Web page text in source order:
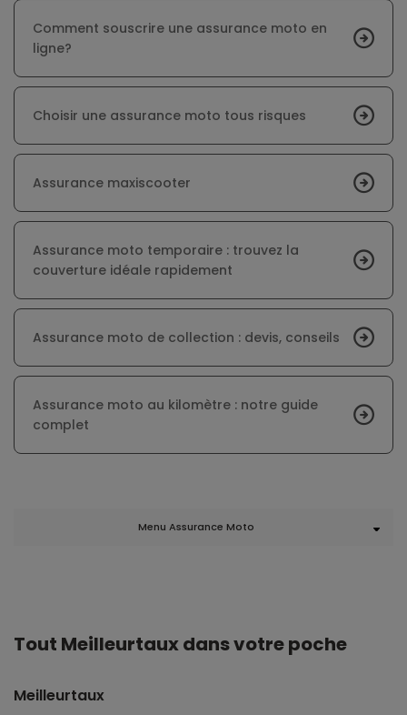
Comment souscrire une assurance moto en
ligne?
Choisir une assurance moto tous risques
Assurance maxiscooter
Assurance moto temporaire : trouvez la
couverture idéale rapidement
Assurance moto de collection : devis, conseils
Assurance moto au kilomètre : notre guide
complet
Menu Assurance Moto
Tout Meilleurtaux dans votre poche
Meilleurtaux